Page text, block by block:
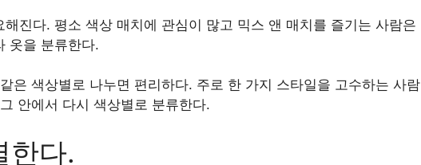
진다. 평소 색상 매치에 관심이 많고 믹스 앤 매치를 즐기는 사람은
옷을 분류한다.
은 색상별로 나누면 편리하다. 주로 한 가지 스타일을 고수하는 사람
안에서 다시 색상별로 분류한다.
한다.